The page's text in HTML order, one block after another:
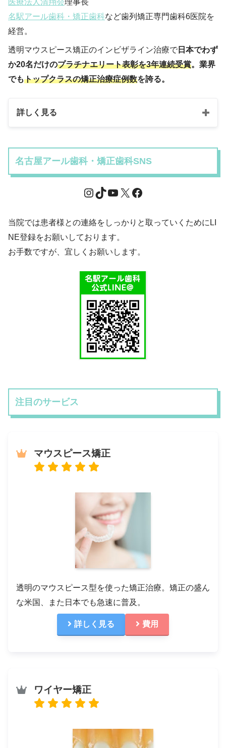
医療法人清翔会理事長
名駅アール歯科・矯正歯科など歯列矯正専門歯科6医院を
経営。
透明マウスピース矯正のインビザライン治療で 日本でわず
か20名だけのプラチナエリート表彰を3年連続受賞。業界
でもトップクラスの矯正治療症例数を誇る。
詳しく見る
名古屋アール歯科・矯正歯科SNS
当院では患者様との連絡をしっかりと取っていくためにLI
NE登録をお願いしております。
お手数ですが、宜しくお願いします。
注目のサービス
マウスピース矯正
透明のマウスピース型を使った矯正治療。矯正の盛ん
な米国、また日本でも急速に普及。
詳しく見る 費用
ワイヤー矯正